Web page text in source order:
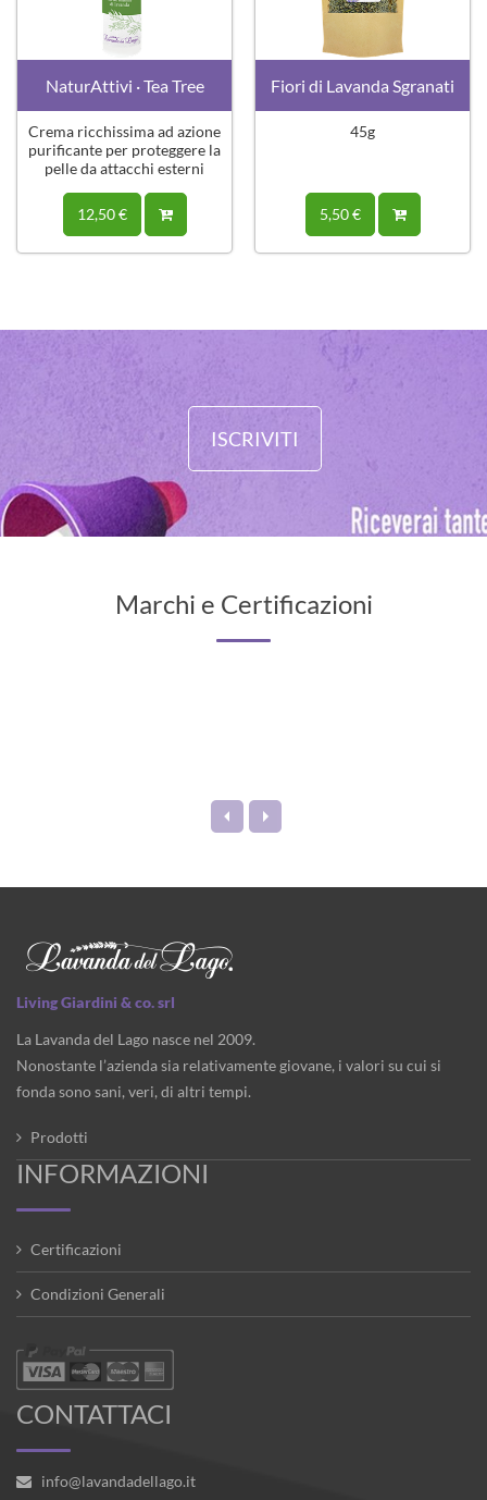
NaturAttivi · Tea Tree
Crema ricchissima ad azione
purificante per proteggere la
pelle da attacchi esterni
12,50 €
Fiori di Lavanda Sgranati
45g
5,50 €
ISCRIVITI
Marchi e Certificazioni
Living Giardini & co. srl
La Lavanda del Lago nasce nel 2009.
Nonostante l’azienda sia relativamente giovane, i valori su cui si
fonda sono sani, veri, di altri tempi.
Prodotti
INFORMAZIONI
Certificazioni
Condizioni Generali
CONTATTACI
info@lavandadellago.it